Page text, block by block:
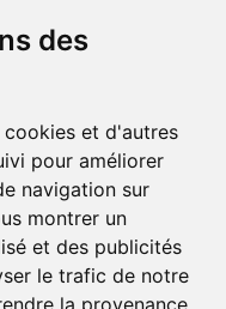
des
et d'autres
pour améliorer
navigation sur
montrer un
et des publicités
le trafic de notre
la provenance
digital de la pharmacie
du-Fliers.
parmi des milliers de
et choisissez le retrait
toute simplicité.